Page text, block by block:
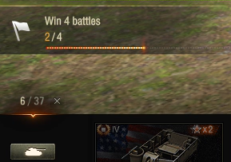
стрижки волос